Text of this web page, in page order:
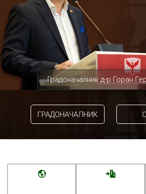
Градоначалник д-р Горан
ГРАДОНАЧАЛНИК